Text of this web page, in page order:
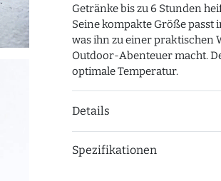
Getränke bis zu 6 Stunden
Seine kompakte Größe passt
was ihn zu einer praktischen
Outdoor-Abenteuer macht.
optimale Temperatur.
Details
Spezifikationen